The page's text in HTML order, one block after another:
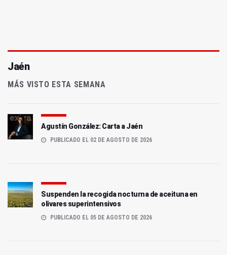
Jaén
MÁS VISTO ESTA SEMANA
Agustín González: Carta a Jaén
PUBLICADO EL 02 DE AGOSTO DE 2026
Suspenden la recogida nocturna de aceituna en
olivares superintensivos
PUBLICADO EL 05 DE AGOSTO DE 2026